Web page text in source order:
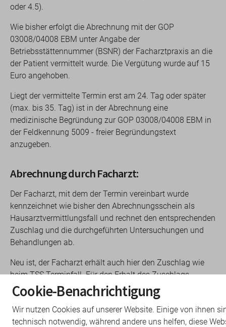
oder 4.5).
Wie bisher erfolgt die Abrechnung mit der GOP
03008/04008 EBM unter Angabe der
Betriebsstättennummer (BSNR) der Facharztpraxis an die
der Patient vermittelt wurde. Die Vergütung wurde auf 15
Euro angehoben.
Liegt der vermittelte Termin erst am 24. Tag oder später
(max. bis 35. Tag) ist in der Abrechnung eine
medizinische Begründung zur GOP 03008/04008 EBM in
der Feldkennung 5009 - freier Begründungstext
anzugeben.
Abrechnung durch Facharzt:
Der Facharzt, mit dem der Termin vereinbart wurde
kennzeichnet wie bisher den Abrechnungsschein als
Hausarztvermittlungsfall und rechnet den entsprechenden
Zuschlag und die durchgeführten Untersuchungen und
Behandlungen ab.
Neu ist, der Facharzt erhält auch hier den Zuschlag wie
beim TSS Terminfall. Für den Erhalt des Zuschlags
werden die bekannten in den arztgruppenspezifischen
Kapiteln 4 bis 27 (mit Ausnahme von Kapitel 12 und 19)
und in den Abschnitten 1.3 und 30.7 des EBM
abgebildeten GOP mit dem entsprechenden unten
Cookie-Benachrichtigung
Wir nutzen Cookies auf unserer Website. Einige von ihnen
technisch notwendig, während andere uns helfen, diese